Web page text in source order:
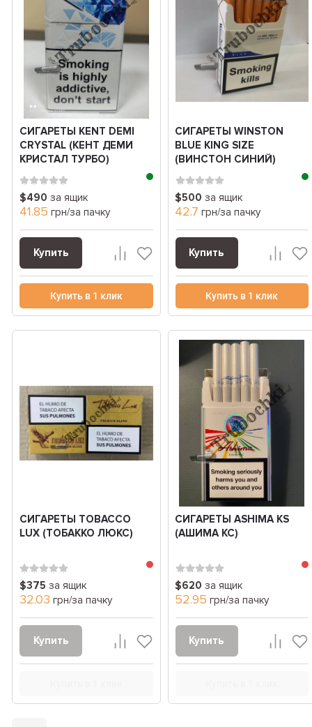
СИГАРЕТЫ KENT DEMI
CRYSTAL (КЕНТ ДЕМИ
КРИСТАЛ ТУРБО)
$490 за ящик
41.85 грн/за пачку
Купить
Купить в 1 клик
СИГАРЕТЫ WINSTON
BLUE KING SIZE
(ВИНСТОН СИНИЙ)
$500 за ящик
42.7 грн/за пачку
Купить
Купить в 1 клик
СИГАРЕТЫ TOBACCO
LUX (ТОБАККО ЛЮКС)
$375 за ящик
32.03 грн/за пачку
Купить
СИГАРЕТЫ ASHIMA KS
(АШИМА КС)
$620 за ящик
52.95 грн/за пачку
Купить